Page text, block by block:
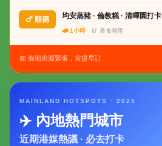
🍗 順德 均安蒸豬 · 倫教糕 · 清暉園打卡
🚄 1小時 🥢 美食朝聖
📅 假期房源緊張，宜提早訂
MAINLAND HOTSPOTS · 2025
✈️ 內地熱門城市
近期港媒熱議 · 必去打卡